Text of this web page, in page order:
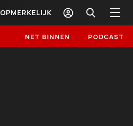
OPMERKELIJK
NET BINNEN PODCAST